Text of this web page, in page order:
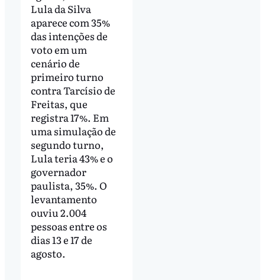
Lula da Silva
aparece com 35%
das intenções de
voto em um
cenário de
primeiro turno
contra Tarcísio de
Freitas, que
registra 17%. Em
uma simulação de
segundo turno,
Lula teria 43% e o
governador
paulista, 35%. O
levantamento
ouviu 2.004
pessoas entre os
dias 13 e 17 de
agosto.